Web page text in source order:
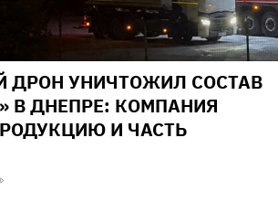
ДРОН УНИЧТОЖИЛ СОСТАВ
В ДНЕПРЕ: КОМПАНИЯ
И ЧАСТЬ